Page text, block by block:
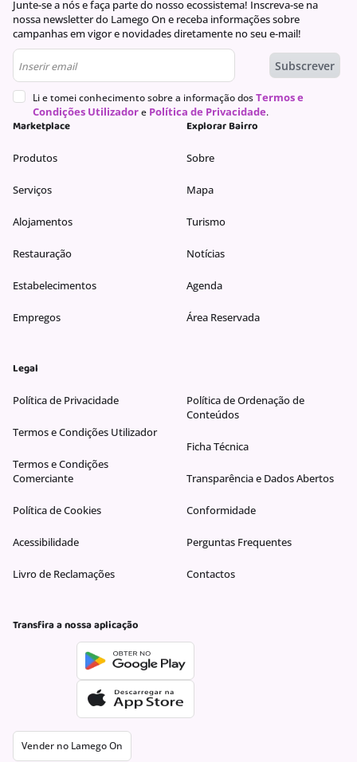
Pedimos desculpa, não foram encontrados resultados.
Neste momento a loja não tem serviços disponíveis. Por
favor, explore outras lojas disponíveis ou volte mais
tarde.
podem variar à medida que continua o processo de reserva.
Continuar
Junte-se a nós e faça parte do nosso ecossistema! Inscreva-se na
nossa newsletter do Lamego On e receba informações sobre
campanhas em vigor e novidades diretamente no seu e-mail!
Subscrever
Li e tomei conhecimento sobre a informação dosTermos e
Condições Utilizadore Política de Privacidade.
Marketplace
Produtos
Serviços
Alojamentos
Restauração
Estabelecimentos
Empregos
Explorar Bairro
Sobre
Mapa
Turismo
Notícias
Agenda
Área Reservada
Legal
Política de Privacidade
Termos e Condições Utilizador
Termos e Condições
Comerciante
Política de Cookies
Acessibilidade
Livro de Reclamações
Política de Ordenação de
Conteúdos
Ficha Técnica
Transparência e Dados Abertos
Conformidade
Perguntas Frequentes
Contactos
Transfira a nossa aplicação
Vender no Lamego On